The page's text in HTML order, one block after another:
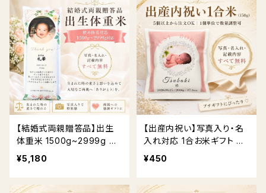
【結婚式両親贈答品】出生
体重米 1500g~2999g 抱
っこ米 体重米｜写真入り・
名入れ対応 送料無料
¥5,180
【出産内祝い】写真入り・名
入れ対応 1合お米ギフト 送
料無料
¥450